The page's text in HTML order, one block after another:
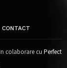
CONTACT
colaborare cu Perfect